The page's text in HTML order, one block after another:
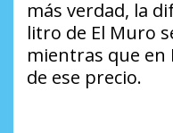
más verdad, la
litro de El Muro
mientras que en
de ese precio.